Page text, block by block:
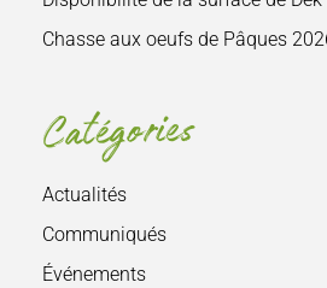
Chasse aux oeufs de Pâques
Catégories
Actualités
Communiqués
Événements